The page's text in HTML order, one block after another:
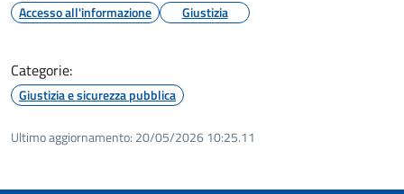
Accesso all'informazione Giustizia
Categorie:
Giustizia e sicurezza pubblica
Ultimo aggiornamento: 20/05/2026 10:25.11